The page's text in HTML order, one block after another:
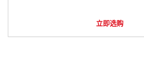
立即选购